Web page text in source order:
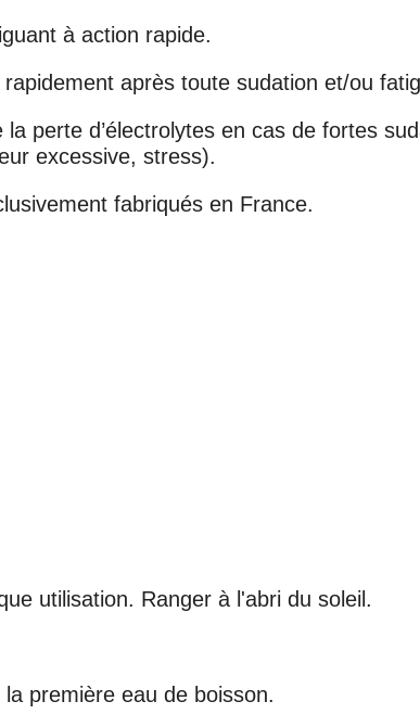
à action rapide.
après toute sudation et/ou
perte d’électrolytes en cas de fortes
excessive, stress).
fabriqués en France.
utilisation. Ranger à l'abri du soleil.
première eau de boisson.